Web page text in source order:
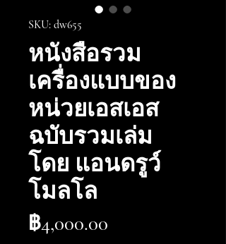
SKU: dw655
หนังสือรวม
เครื่องแบบของ
หน่วยเอสเอส
ฉบับรวมเล่ม
โดย แอนดรูว์
โมลโล
฿4,000.00